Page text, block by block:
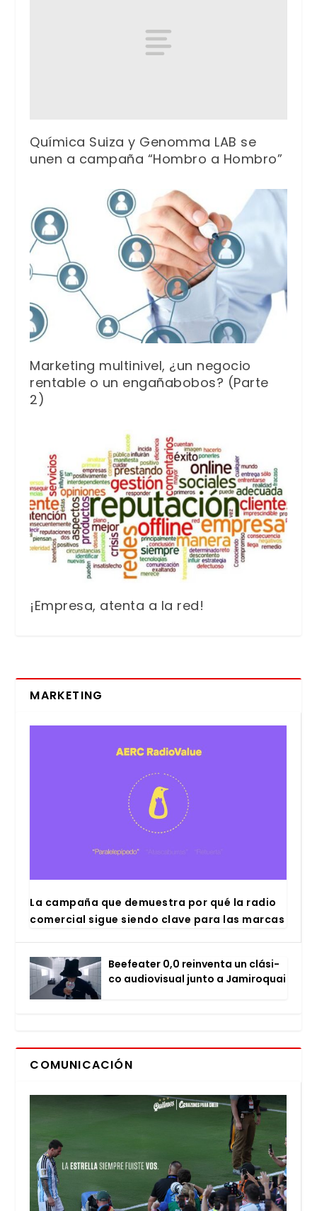
Química Suiza y Genomma LAB se
unen a campaña “Hombro a Hombro”
Marketing multinivel, ¿un negocio
rentable o un engañabobos? (Parte
2)
¡Empresa, atenta a la red!
MARKETING
La cam­pa­ña que demues­tra por qué la radio
comer­cial sigue sien­do cla­ve para las mar­cas
Bee­fea­ter 0,0 rein­ven­ta un clá­si­
co audio­vi­sual jun­to a Jami­ro­quai
COMUNICACIÓN